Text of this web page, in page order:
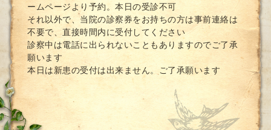
ームページより予約。本日の受診不可
それ以外で、当院の診察券をお持ちの方は事前連絡は
不要で、直接時間内に受付してください
診察中は電話に出られないこともありますのでご了承
願います
本日は新患の受付は出来ません。ご了承願います